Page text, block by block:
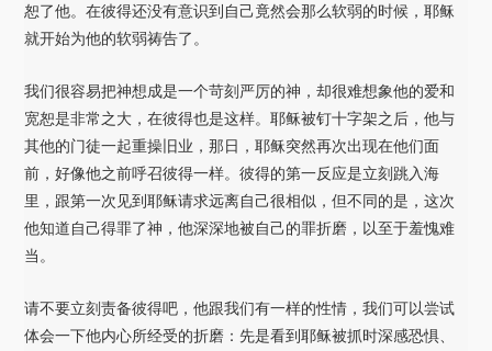
恕了他。在彼得还没有意识到自己竟然会那么软弱的时候，耶稣
就开始为他的软弱祷告了。
我们很容易把神想成是一个苛刻严厉的神，却很难想象他的爱和
宽恕是非常之大，在彼得也是这样。耶稣被钉十字架之后，他与
其他的门徒一起重操旧业，那日，耶稣突然再次出现在他们面
前，好像他之前呼召彼得一样。彼得的第一反应是立刻跳入海
里，跟第一次见到耶稣请求远离自己很相似，但不同的是，这次
他知道自己得罪了神，他深深地被自己的罪折磨，以至于羞愧难
当。
请不要立刻责备彼得吧，他跟我们有一样的性情，我们可以尝试
体会一下他内心所经受的折磨：先是看到耶稣被抓时深感恐惧、